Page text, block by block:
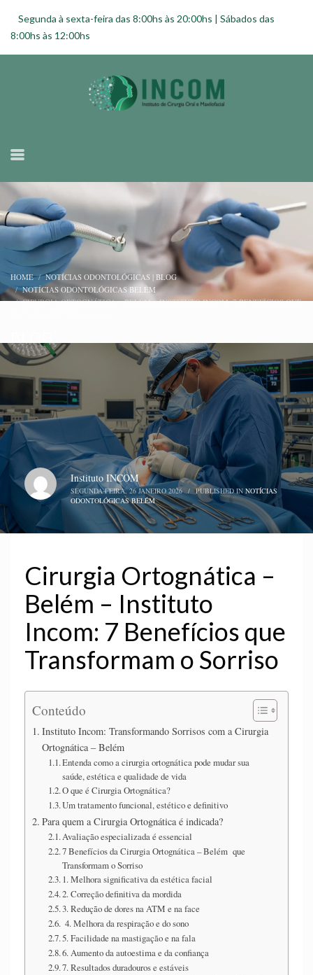
Segunda à sexta-feira das 8:00hs às 20:00hs | Sábados das
8:00hs às 12:00hs
HOME
NOTÍCIAS ODONTOLÓGICAS | BLOG
NOTÍCIAS ODONTOLÓGICAS BELÉM
CIRURGIA ORTOGNÁTICA – BELÉM – INSTITUTO INCOM: 7 BENEFÍCIOS QUE
Instituto INCOM
SEGUNDA-FEIRA, 26 JANEIRO 2026 / PUBLISHED IN NOTÍCIAS
ODONTOLÓGICAS BELÉM
Cirurgia Ortognática –
Belém – Instituto
Incom: 7 Benefícios que
Transformam o Sorriso
Conteúdo
Instituto Incom: Transformando Sorrisos com a Cirurgia
Ortognática – Belém
Entenda como a cirurgia ortognática pode mudar sua
saúde, estética e qualidade de vida
O que é Cirurgia Ortognática?
Um tratamento funcional, estético e definitivo
Para quem a Cirurgia Ortognática é indicada?
Avaliação especializada é essencial
7 Benefícios da Cirurgia Ortognática – Belém que
Transformam o Sorriso
1. Melhora significativa da estética facial
2. Correção definitiva da mordida
3. Redução de dores na ATM e na face
4. Melhora da respiração e do sono
5. Facilidade na mastigação e na fala
6. Aumento da autoestima e da confiança
7. Resultados duradouros e estáveis